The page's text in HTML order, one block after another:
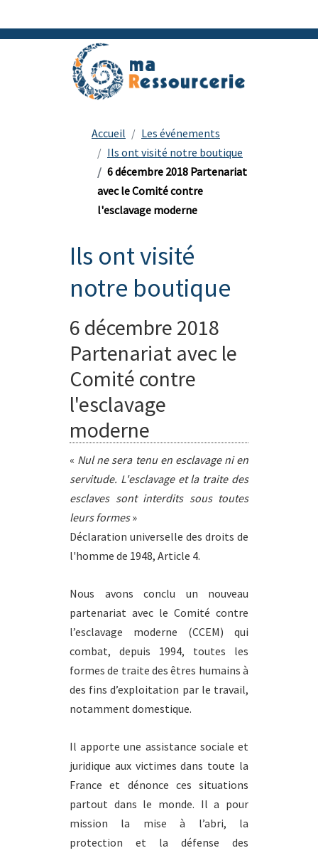
Accueil
Les événements
Ils ont visité notre boutique
6 décembre 2018 Partenariat
avec le Comité contre
l'esclavage moderne
Ils ont visité
notre boutique
6 décembre 2018
Partenariat avec le
Comité contre
l'esclavage
moderne
« Nul ne sera tenu en esclavage ni en
servitude. L'esclavage et la traite des
esclaves sont interdits sous toutes
leurs formes»
Déclaration universelle des droits de
l'homme de 1948, Article 4.
Nous avons conclu un nouveau
partenariat avec le Comité contre
l’esclavage moderne (CCEM) qui
combat, depuis 1994, toutes les
formes de traite des êtres humains à
des fins d’exploitation par le travail,
notamment domestique.
Il apporte une assistance sociale et
juridique aux victimes dans toute la
France et dénonce ces situations
partout dans le monde. Il a pour
mission la mise à l’abri, la
protection et la défense des